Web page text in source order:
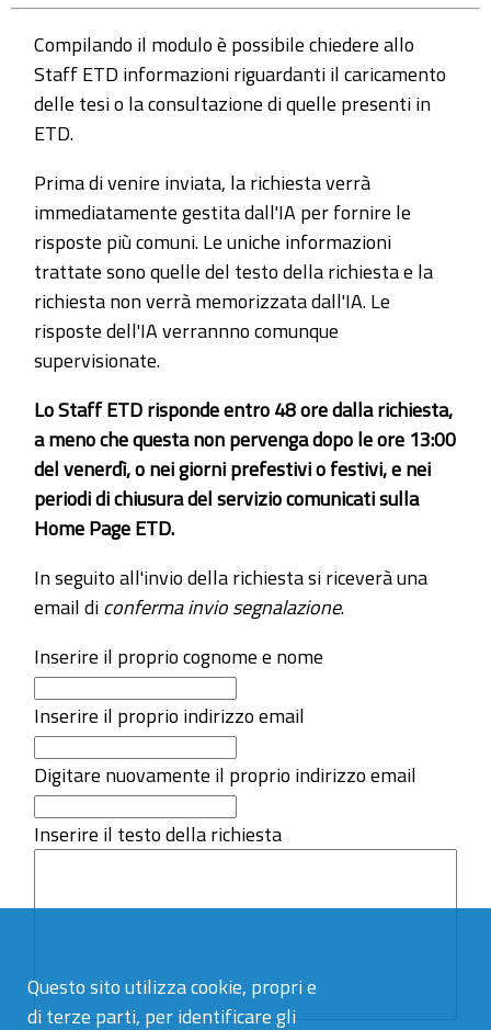
Questo sito utilizza cookie, propri e
di terze parti, per identificare gli
Compilando il modulo è possibile chiedere allo
Staff ETD informazioni riguardanti il caricamento
delle tesi o la consultazione di quelle presenti in
ETD.
Prima di venire inviata, la richiesta verrà
immediatamente gestita dall'IA per fornire le
risposte più comuni. Le uniche informazioni
trattate sono quelle del testo della richiesta e la
richiesta non verrà memorizzata dall'IA. Le
risposte dell'IA verrannno comunque
supervisionate.
Lo Staff ETD risponde entro 48 ore dalla richiesta,
a meno che questa non pervenga dopo le ore 13:00
del venerdì, o nei giorni prefestivi o festivi, e nei
periodi di chiusura del servizio comunicati sulla
Home Page ETD.
In seguito all'invio della richiesta si riceverà una
email diconferma invio segnalazione.
Inserire il proprio cognome e nome
Inserire il proprio indirizzo email
Digitare nuovamente il proprio indirizzo email
Inserire il testo della richiesta